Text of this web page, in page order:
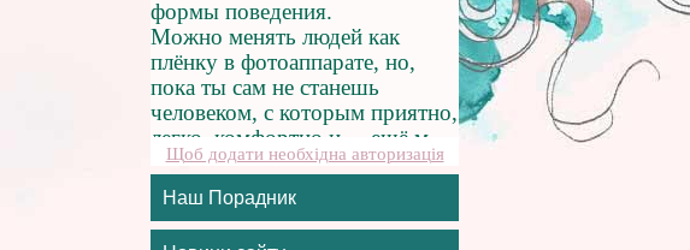
Щоб додати необхідна авторизація
Наш Порадник